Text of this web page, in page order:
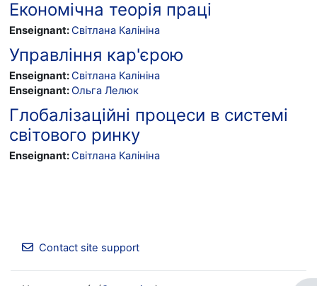
Економічна теорія праці
Enseignant:Світлана Калініна
Управління кар'єрою
Enseignant:Світлана Калініна
Enseignant:Ольга Лелюк
Глобалізаційні процеси в системі
світового ринку
Enseignant:Світлана Калініна
Contact site support